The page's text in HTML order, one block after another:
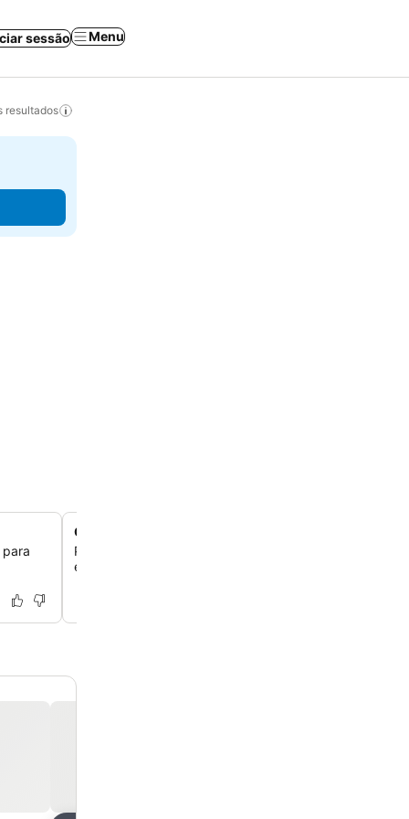
sessão Menu
resultados
Cozinha compartilhada para hóspedes
Prepare suas próprias refeições em uma cozinha
equipada, que oferece conveniência e um ambiente